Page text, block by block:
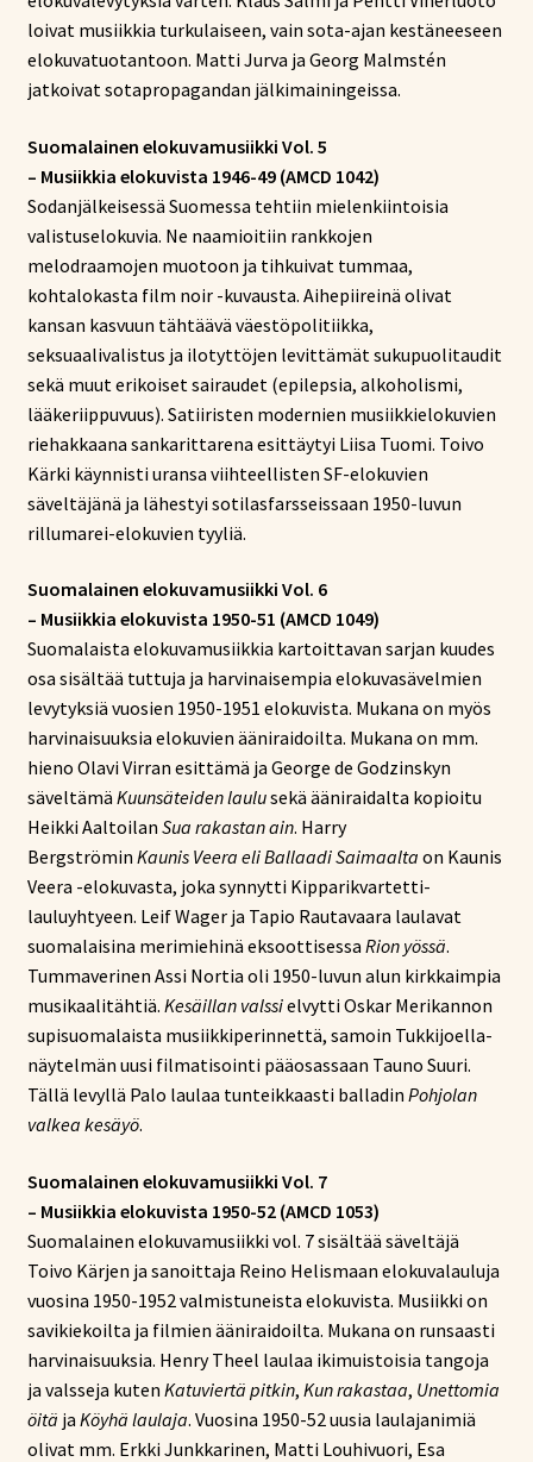
loivat musiikkia turkulaiseen, vain sota-ajan kestäneeseen
elokuvatuotantoon. Matti Jurva ja Georg Malmstén
jatkoivat sotapropagandan jälkimainingeissa.
Suomalainen elokuvamusiikki Vol. 5
– Musiikkia elokuvista 1946-49 (AMCD 1042)
Sodanjälkeisessä Suomessa tehtiin mielenkiintoisia
valistuselokuvia. Ne naamioitiin rankkojen
melodraamojen muotoon ja tihkuivat tummaa,
kohtalokasta film noir -kuvausta. Aihepiireinä olivat
kansan kasvuun tähtäävä väestöpolitiikka,
seksuaalivalistus ja ilotyttöjen levittämät sukupuolitaudit
sekä muut erikoiset sairaudet (epilepsia, alkoholismi,
lääkeriippuvuus). Satiiristen modernien musiikkielokuvien
riehakkaana sankarittarena esittäytyi Liisa Tuomi. Toivo
Kärki käynnisti uransa viihteellisten SF-elokuvien
säveltäjänä ja lähestyi sotilasfarsseissaan 1950-luvun
rillumarei-elokuvien tyyliä.
Suomalainen elokuvamusiikki Vol. 6
– Musiikkia elokuvista 1950-51 (AMCD 1049)
Suomalaista elokuvamusiikkia kartoittavan sarjan kuudes
osa sisältää tuttuja ja harvinaisempia elokuvasävelmien
levytyksiä vuosien 1950-1951 elokuvista. Mukana on myös
harvinaisuuksia elokuvien ääniraidoilta. Mukana on mm.
hieno Olavi Virran esittämä ja George de Godzinskyn
säveltämä Kuunsäteiden laulusekä ääniraidalta kopioitu
Heikki Aaltoilan Sua rakastan ain. Harry
Bergströmin Kaunis Veera eli Ballaadi Saimaalta on Kaunis
Veera -elokuvasta, joka synnytti Kipparikvartetti-
lauluyhtyeen. Leif Wager ja Tapio Rautavaara laulavat
suomalaisina merimiehinä eksoottisessa Rion yössä.
Tummaverinen Assi Nortia oli 1950-luvun alun kirkkaimpia
musikaalitähtiä. Kesäillan valssielvytti Oskar Merikannon
supisuomalaista musiikkiperinnettä, samoin Tukkijoella-
näytelmän uusi filmatisointi pääosassaan Tauno Suuri.
Tällä levyllä Palo laulaa tunteikkaasti balladin Pohjolan
valkea kesäyö.
Suomalainen elokuvamusiikki Vol. 7
– Musiikkia elokuvista 1950-52 (AMCD 1053)
Suomalainen elokuvamusiikki vol. 7 sisältää säveltäjä
Toivo Kärjen ja sanoittaja Reino Helismaan elokuvalauluja
vuosina 1950-1952 valmistuneista elokuvista. Musiikki on
savikiekoilta ja filmien ääniraidoilta. Mukana on runsaasti
harvinaisuuksia. Henry Theel laulaa ikimuistoisia tangoja
ja valsseja kuten Katuviertä pitkin, Kun rakastaa, Unettomia
öitä ja Köyhä laulaja. Vuosina 1950-52 uusia laulajanimiä
olivat mm. Erkki Junkkarinen, Matti Louhivuori, Esa